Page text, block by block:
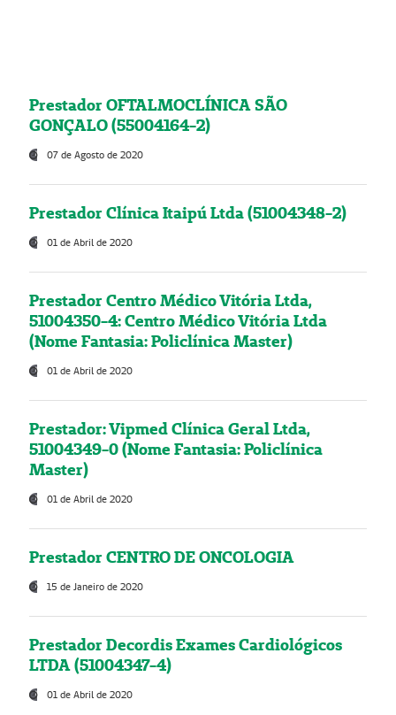
Prestador OFTALMOCLÍNICA SÃO
GONÇALO (55004164-2)
07 de Agosto de 2020
Prestador Clínica Itaipú Ltda (51004348-2)
01 de Abril de 2020
Prestador Centro Médico Vitória Ltda,
51004350-4: Centro Médico Vitória Ltda
(Nome Fantasia: Policlínica Master)
01 de Abril de 2020
Prestador: Vipmed Clínica Geral Ltda,
51004349-0 (Nome Fantasia: Policlínica
Master)
01 de Abril de 2020
Prestador CENTRO DE ONCOLOGIA
15 de Janeiro de 2020
Prestador Decordis Exames Cardiológicos
LTDA (51004347-4)
01 de Abril de 2020